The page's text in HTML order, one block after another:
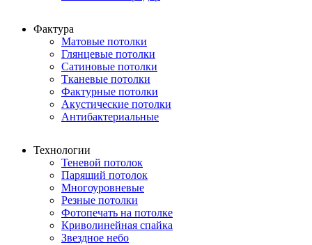
Фактура
Матовые потолки
Глянцевые потолки
Сатиновые потолки
Тканевые потолки
Фактурные потолки
Акустические потолки
Антибактериальные
Технологии
Теневой потолок
Парящий потолок
Многоуровневые
Резные потолки
Фотопечать на потолке
Криволинейная спайка
Звездное небо